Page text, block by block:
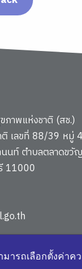
าพแห่งชาติ (สช.)
ติ เลขที่ 88/39 หมู่ 4
นท์ ตำบลตลาดขวัญ
11000
ารถเลือกตั้งค่าค